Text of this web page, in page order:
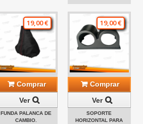
19,00 €
Comprar
Ver
FUNDA PALANCA DE
CAMBIO.
19,00 €
Comprar
Ver
SOPORTE
HORIZONTAL PARA